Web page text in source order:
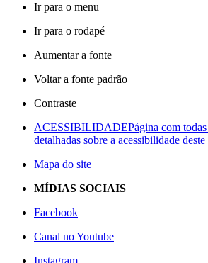
Ir para o menu
Ir para o rodapé
Aumentar a fonte
Voltar a fonte padrão
Contraste
ACESSIBILIDADEPágina com
detalhadas sobre a acessibilidade
Mapa do site
MÍDIAS SOCIAIS
Facebook
Canal no Youtube
Instagram